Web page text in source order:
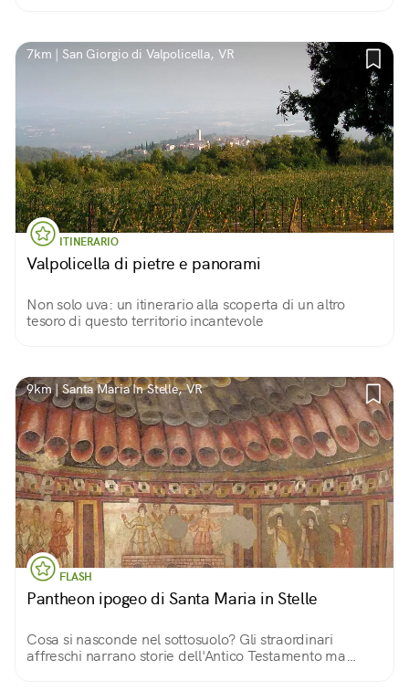
7km | San Giorgio di Valpolicella, VR
ITINERARIO
Valpolicella di pietre e panorami
Non solo uva: un itinerario alla scoperta di un altro
tesoro di questo territorio incantevole
9km | Santa Maria In Stelle, VR
FLASH
Pantheon ipogeo di Santa Maria in Stelle
Cosa si nasconde nel sottosuolo? Gli straordinari
affreschi narrano storie dell'Antico Testamento ma